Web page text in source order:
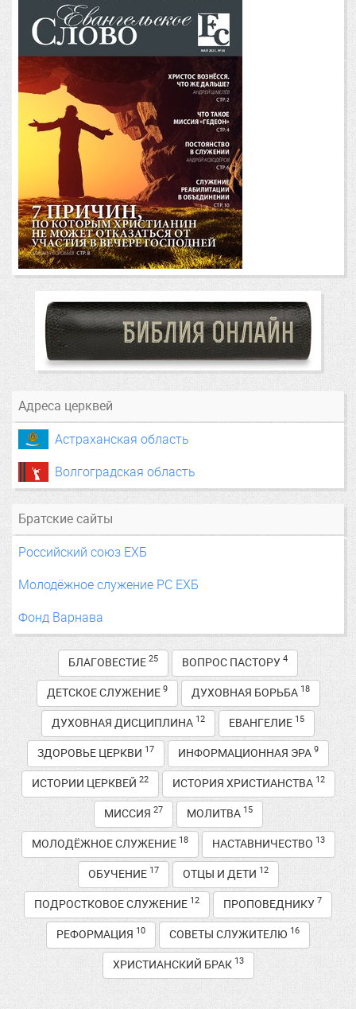
Адреса церквей
Астраханская область
Волгоградская область
Братские сайты
Российский союз ЕХБ
Молодёжное служение РС ЕХБ
Фонд Варнава
БЛАГОВЕСТИЕ 25 ВОПРОС ПАСТОРУ 4
ДЕТСКОЕ СЛУЖЕНИЕ 9 ДУХОВНАЯ БОРЬБА 18
ДУХОВНАЯ ДИСЦИПЛИНА 12 ЕВАНГЕЛИЕ 15
ЗДОРОВЬЕ ЦЕРКВИ 17 ИНФОРМАЦИОННАЯ ЭРА 9
ИСТОРИИ ЦЕРКВЕЙ 22 ИСТОРИЯ ХРИСТИАНСТВА 12
МИССИЯ 27 МОЛИТВА 15
МОЛОДЁЖНОЕ СЛУЖЕНИЕ 18 НАСТАВНИЧЕСТВО 13
ОБУЧЕНИЕ 17 ОТЦЫ И ДЕТИ 12
ПОДРОСТКОВОЕ СЛУЖЕНИЕ 12 ПРОПОВЕДНИКУ 7
РЕФОРМАЦИЯ 10 СОВЕТЫ СЛУЖИТЕЛЮ 16
ХРИСТИАНСКИЙ БРАК 13